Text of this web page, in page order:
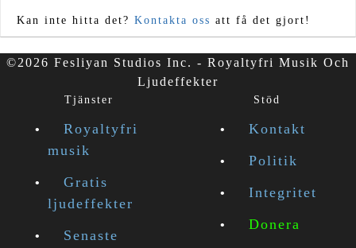
Kan inte hitta det? Kontakta oss att få det gjort!
©2026 Fesliyan Studios Inc. - Royaltyfri Musik Och
Ljudeffekter
Tjänster
Royaltyfri
musik
Gratis
ljudeffekter
Senaste
Stöd
Kontakt
Politik
Integritet
Donera